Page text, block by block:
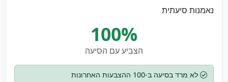
נאמנות סיעתית
100%
הצביע עם הסיעה
לא מרד בסיעה ב-100 ההצבעות האחרונות